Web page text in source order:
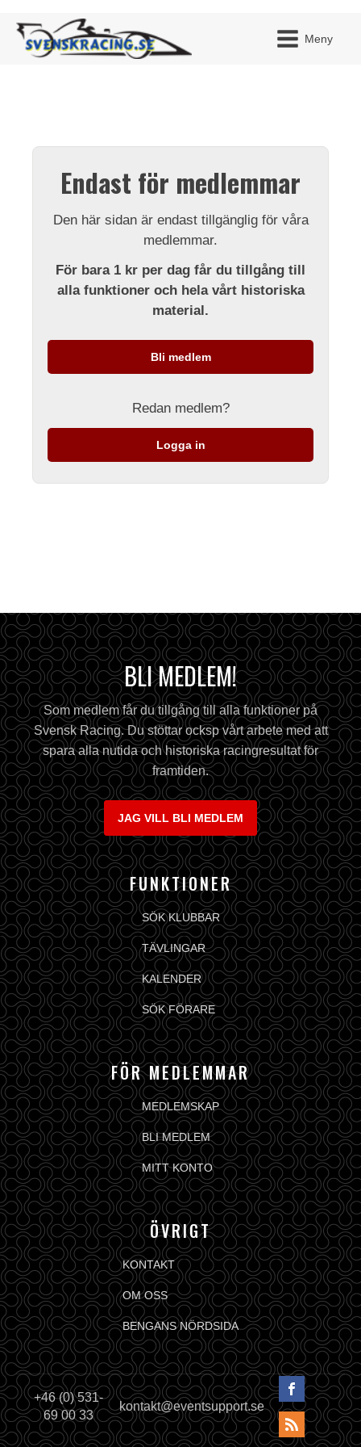
Meny
Endast för medlemmar
Den här sidan är endast tillgänglig för våra
medlemmar.
För bara 1 kr per dag får du tillgång till
alla funktioner och hela vårt historiska
material.
Bli medlem
Redan medlem?
Logga in
BLI MEDLEM!
Som medlem får du tillgång till alla funktioner på
Svensk Racing. Du stöttar ocksp vårt arbete med att
spara alla nutida och historiska racingresultat för
framtiden.
JAG VILL BLI MEDLEM
FUNKTIONER
SÖK KLUBBAR
TÄVLINGAR
KALENDER
SÖK FÖRARE
FÖR MEDLEMMAR
MEDLEMSKAP
BLI MEDLEM
MITT KONTO
ÖVRIGT
KONTAKT
OM OSS
BENGANS NÖRDSIDA
+46 (0) 531-
69 00 33
kontakt@eventsupport.se